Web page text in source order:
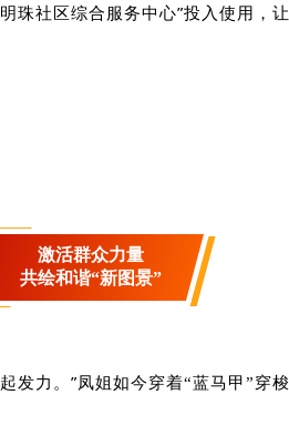
珠社区综合服务中心”投入使用，
激活群众力量
共绘和谐“新图景”
发力。”凤姐如今穿着“蓝马甲”穿